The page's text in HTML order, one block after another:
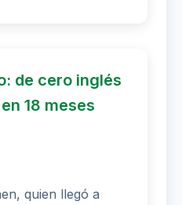
de cero inglés
18 meses
quien llegó a